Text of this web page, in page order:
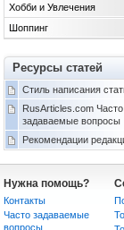
Хобби и Увлечения
Шоппинг
Ресурсы статей
Стиль написания
RusArticles.com Часто
задаваемые вопросы
Рекомендации
Нужна помощь?
Контакты
Часто задаваемые
вопросы